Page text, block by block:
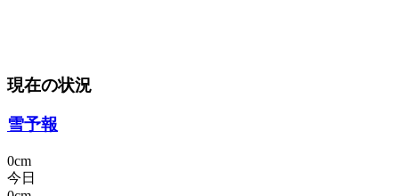
現在の状況
雪予報
0cm
今日